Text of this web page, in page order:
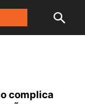
complica